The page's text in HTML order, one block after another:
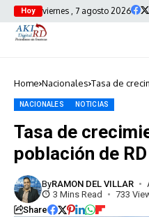
Hoy viernes , 7 agosto 2026
Home Nacionales Tasa de
NACIONALES NOTICIAS
Tasa de
población de
ByRAMON DEL VILLAR
3 Mins Read
733
Share